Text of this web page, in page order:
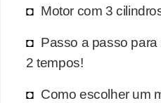
Motor com 3
Passo a passo
2 tempos!
Como escolher um